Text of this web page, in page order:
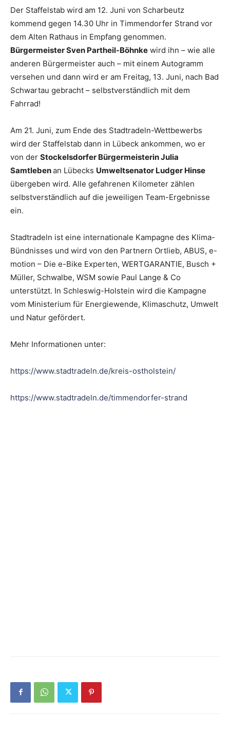
Der Staffelstab wird am 12. Juni von Scharbeutz
kommend gegen 14.30 Uhr in Timmendorfer Strand vor
dem Alten Rathaus in Empfang genommen.
Bürgermeister Sven Partheil-Böhnke wird ihn – wie alle
anderen Bürgermeister auch – mit einem Autogramm
versehen und dann wird er am Freitag, 13. Juni, nach Bad
Schwartau gebracht – selbstverständlich mit dem
Fahrrad!
Am 21. Juni, zum Ende des Stadtradeln-Wettbewerbs
wird der Staffelstab dann in Lübeck ankommen, wo er
von der Stockelsdorfer Bürgermeisterin Julia
Samtlebenan Lübecks Umweltsenator Ludger Hinse
übergeben wird. Alle gefahrenen Kilometer zählen
selbstverständlich auf die jeweiligen Team-Ergebnisse
ein.
Stadtradeln ist eine internationale Kampagne des Klima-
Bündnisses und wird von den Partnern Ortlieb, ABUS, e-
motion – Die e-Bike Experten, WERTGARANTIE, Busch +
Müller, Schwalbe, WSM sowie Paul Lange & Co
unterstützt. In Schleswig-Holstein wird die Kampagne
vom Ministerium für Energiewende, Klimaschutz, Umwelt
und Natur gefördert.
Mehr Informationen unter:
https://www.stadtradeln.de/kreis-ostholstein/
https://www.stadtradeln.de/timmendorfer-strand